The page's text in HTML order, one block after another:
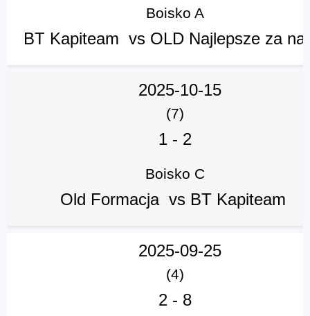
Boisko A
BT Kapiteam vs OLD Najlepsze za
2025-10-15
(7)
1 - 2
Boisko C
Old Formacja vs BT Kapiteam
2025-09-25
(4)
2 - 8